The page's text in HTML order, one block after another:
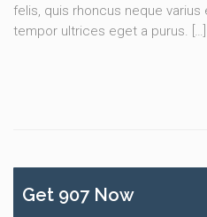
felis, quis rhoncus neque
tempor ultrices eget a purus. […]
Get 907 Now